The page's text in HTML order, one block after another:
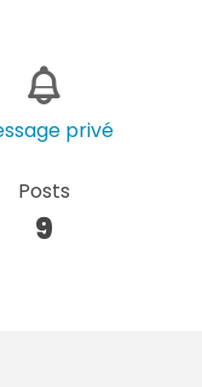
privé
Posts
9